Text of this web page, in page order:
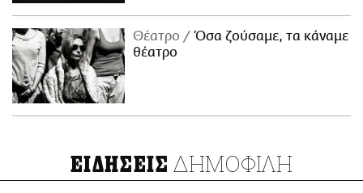
Θέατρο
Όσα ζούσαμε, τα κάναμε
θέατρο
ΕΙΔΗΣΕΙΣ ΔΗΜΟΦΙΛΗ